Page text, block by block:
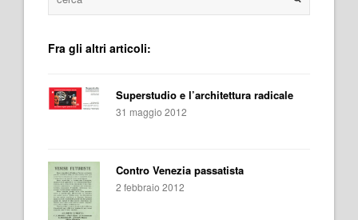
Fra gli altri articoli:
Superstudio e l’architettura radicale
31 maggio 2012
Contro Venezia passatista
2 febbraio 2012